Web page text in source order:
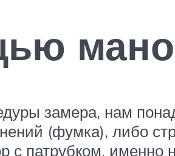
замера, нам
(фумка), либо
с патрубком, именно